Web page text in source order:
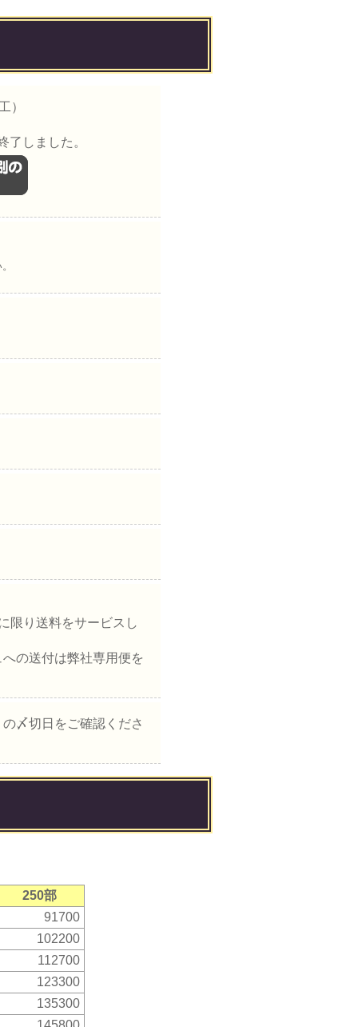
）
了しました。
限り送料をサービスし
の送付は弊社専用便を
〆切日をご確認くださ
250部
91700
102200
112700
123300
135300